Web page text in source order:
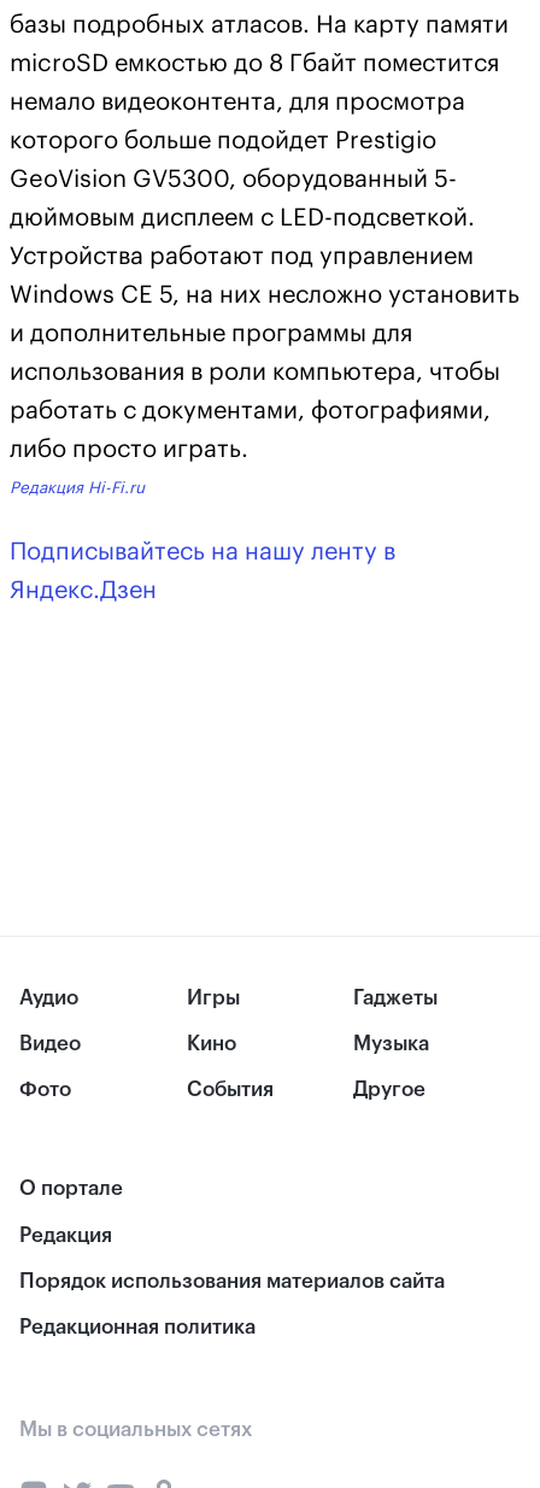
базы подробных атласов. На карту памяти
microSD емкостью до 8 Гбайт поместится
немало видеоконтента, для просмотра
которого больше подойдет Prestigio
GeoVision GV5300, оборудованный 5-
дюймовым дисплеем с LED-подсветкой.
Устройства работают под управлением
Windows CE 5, на них несложно установить
и дополнительные программы для
использования в роли компьютера, чтобы
работать с документами, фотографиями,
либо просто играть.
Редакция Hi-Fi.ru
Подписывайтесь на нашу ленту в
Яндекс.Дзен
Аудио
Видео
Фото
Игры
Кино
События
Гаджеты
Музыка
Другое
О портале
Редакция
Порядок использования материалов сайта
Редакционная политика
Мы в социальных сетях